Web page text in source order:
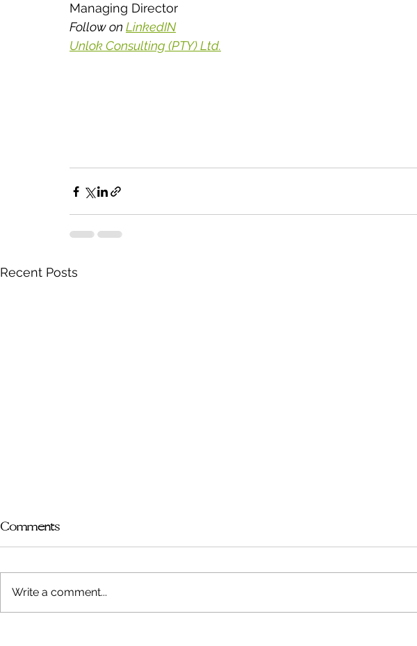
Managing Director
Follow on LinkedIN
Unlok Consulting (PTY) Ltd.
Recent Posts
Comments
Write a comment...